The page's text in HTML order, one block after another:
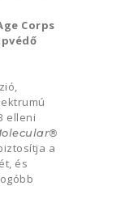
Corps
elleni
a
és